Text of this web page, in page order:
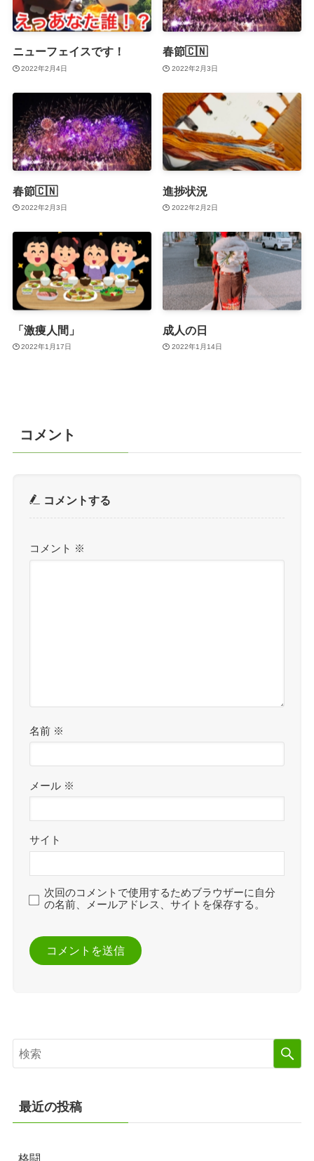
ニューフェイスです！
2022年2月4日
春節🇨🇳
2022年2月3日
春節🇨🇳
2022年2月3日
進捗状況
2022年2月2日
「激痩人間」
2022年1月17日
成人の日
2022年1月14日
コメント
コメントする
コメント ※
名前 ※
メール ※
サイト
次回のコメントで使用するためブラウザーに自分
の名前、メールアドレス、サイトを保存する。
最近の投稿
格闘